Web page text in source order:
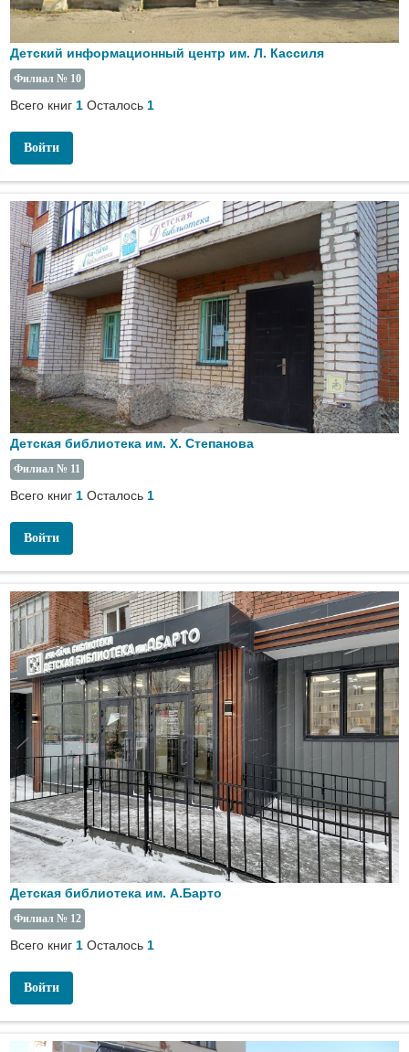
Детский информационный центр им. Л. Кассиля
Филиал № 10
Всего книг 1 Осталось 1
Войти
Детская библиотека им. Х. Степанова
Филиал № 11
Всего книг 1 Осталось 1
Войти
Детская библиотека им. А.Барто
Филиал № 12
Всего книг 1 Осталось 1
Войти